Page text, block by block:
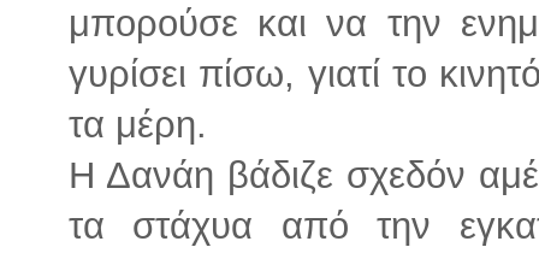
μπορούσε και να την
γυρίσει πίσω, γιατί το
τα μέρη.
Η Δανάη βάδιζε σχεδόν
τα στάχυα από την